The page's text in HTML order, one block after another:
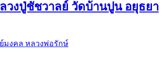
วงปู่ชัชวาลย์ วัดบ้านปูน อยุธยา